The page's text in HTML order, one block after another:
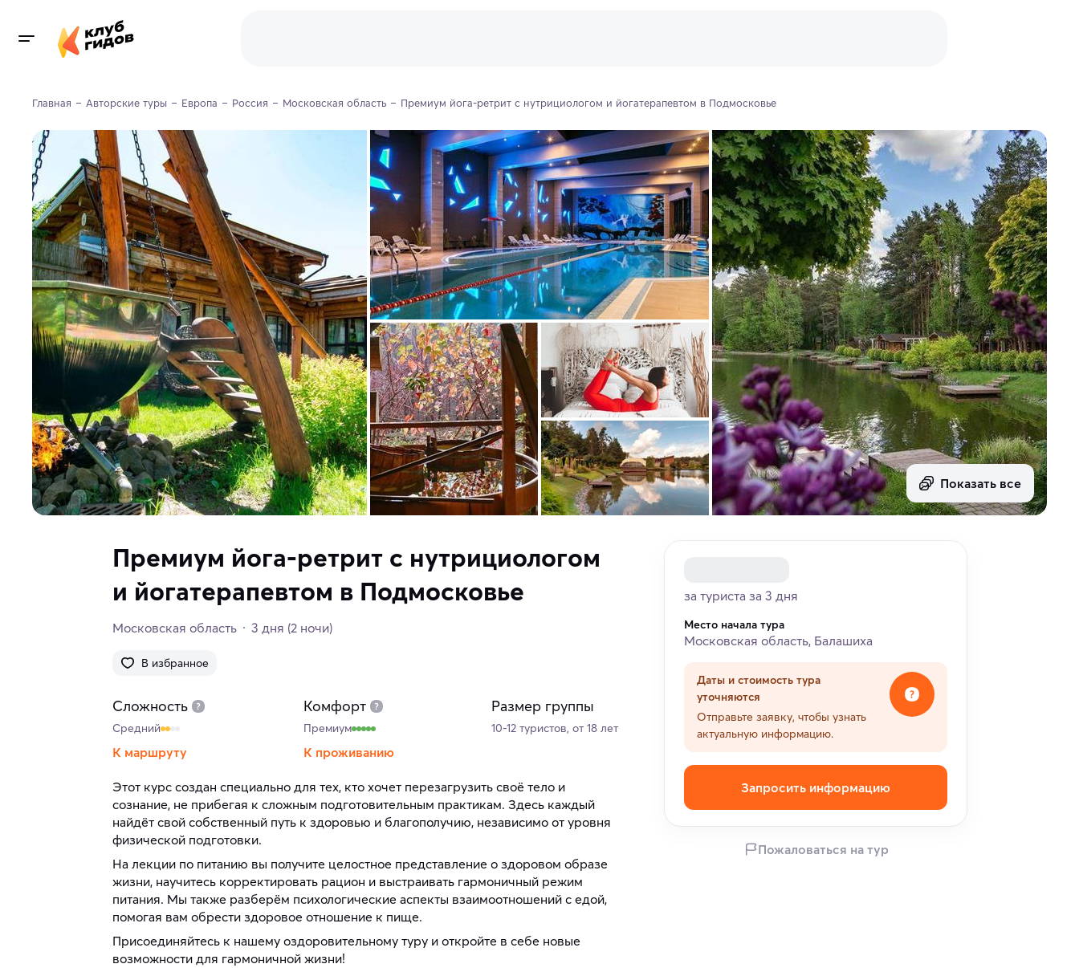
Главная Авторские туры Европа Россия Московская область Премиум йога-ретрит с нутрициологом и йогатерапевтом в Подмосковье
Показать все
Премиум йога-ретрит с нутрициологом
и йогатерапевтом в Подмосковье
В избранное
Московская область 3 дня (2 ночи)
Сложность
Средний
К маршруту
Комфорт
Премиум
К проживанию
Размер группы
10-12 туристов, от 18 лет
Этот курс создан специально для тех, кто хочет перезагрузить своё тело и
сознание, не прибегая к сложным подготовительным практикам. Здесь каждый
найдёт свой собственный путь к здоровью и благополучию, независимо от уровня
физической подготовки.
На лекции по питанию вы получите целостное представление о здоровом образе
жизни, научитесь корректировать рацион и выстраивать гармоничный режим
питания. Мы также разберём психологические аспекты взаимоотношений с едой,
помогая вам обрести здоровое отношение к пище.
Присоединяйтесь к нашему оздоровительному туру и откройте в себе новые
возможности для гармоничной жизни!
за туриста за 3 дня
Место начала тура
Московская область, Балашиха
Даты и стоимость тура
уточняются
Отправьте заявку, чтобы узнать
актуальную информацию.
Запросить информацию
Пожаловаться на тур